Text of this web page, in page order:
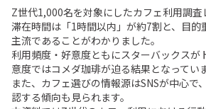
Z世代1,000名を対象にしたカフェ利用調査
滞在時間は「1時間以内」が約7割と、目的
主流であることがわかりました。
利用頻度・好意度ともにスターバックスが
意度ではコメダ珈琲が迫る結果となっていま
また、カフェ選びの情報源はSNSが中心で
認する傾向も見られます。